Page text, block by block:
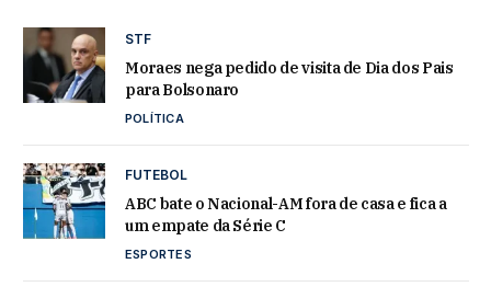
STF
Moraes nega pedido de visita de Dia dos Pais
para Bolsonaro
POLÍTICA
FUTEBOL
ABC bate o Nacional-AM fora de casa e fica a
um empate da Série C
ESPORTES